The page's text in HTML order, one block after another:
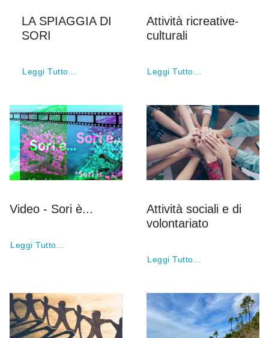
LA SPIAGGIA DI
SORI
Leggi Tutto...
Attività ricreative-
culturali
Leggi Tutto...
Video - Sori è...
Leggi Tutto...
Attività sociali e di
volontariato
Leggi Tutto...